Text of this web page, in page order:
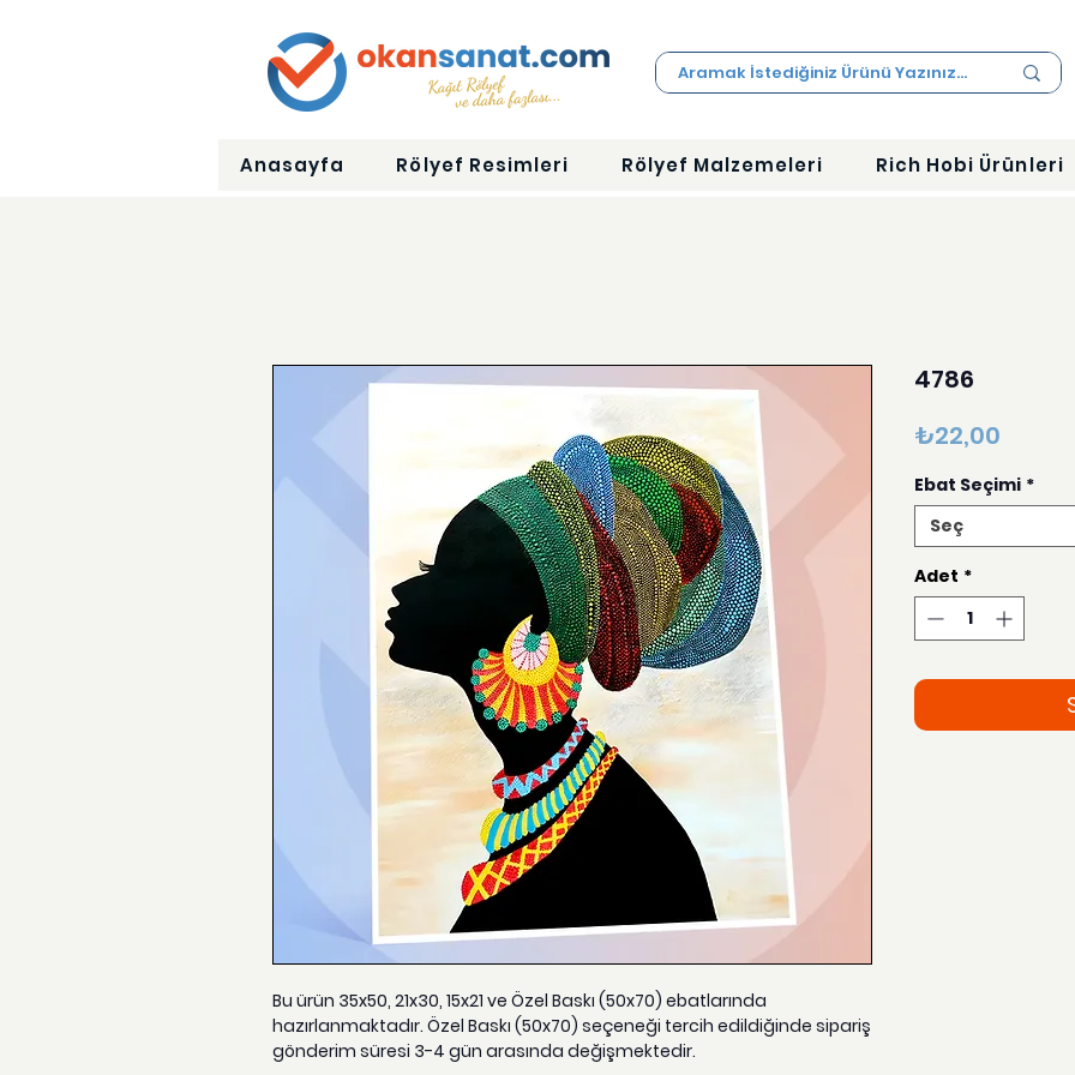
Anasayfa Rölyef Resimleri Rölyef Malzemeleri Rich Hobi Ürünleri
Bu ürün 35x50, 21x30, 15x21 ve Özel Baskı (50x70) ebatlarında
hazırlanmaktadır. Özel Baskı (50x70) seçeneği tercih edildiğinde sipariş
gönderim süresi 3-4 gün arasında değişmektedir.
4786
₺22,00
Ebat Seçimi *
Seç
Adet *